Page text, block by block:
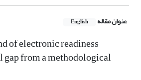
عنوان مقاله English
of electronic readiness
from a methodological